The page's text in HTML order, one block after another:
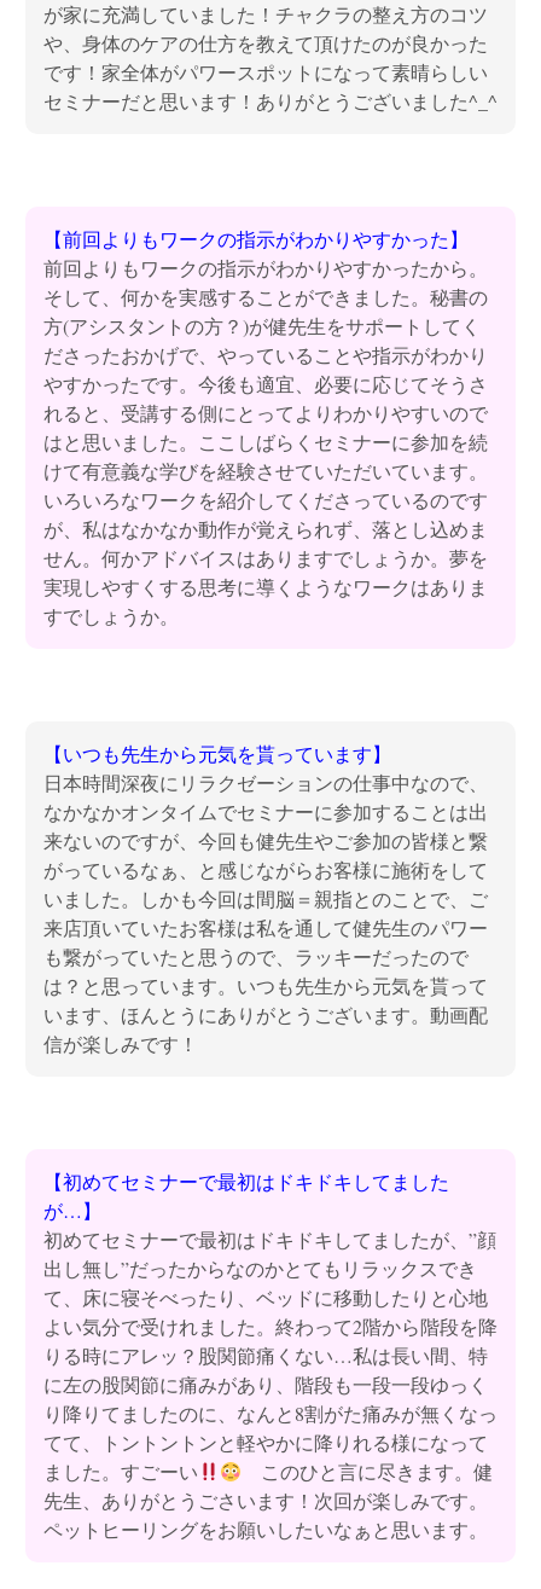
が家に充満していました！チャクラの整え方のコツ
や、身体のケアの仕方を教えて頂けたのが良かった
です！家全体がパワースポットになって素晴らしい
セミナーだと思います！ありがとうございました^_^
【前回よりもワークの指示がわかりやすかった】
前回よりもワークの指示がわかりやすかったから。
そして、何かを実感することができました。秘書の
方(アシスタントの方？)が健先生をサポートしてく
ださったおかげで、やっていることや指示がわかり
やすかったです。今後も適宜、必要に応じてそうさ
れると、受講する側にとってよりわかりやすいので
はと思いました。ここしばらくセミナーに参加を続
けて有意義な学びを経験させていただいています。
いろいろなワークを紹介してくださっているのです
が、私はなかなか動作が覚えられず、落とし込めま
せん。何かアドバイスはありますでしょうか。夢を
実現しやすくする思考に導くようなワークはありま
すでしょうか。
【いつも先生から元気を貰っています】
日本時間深夜にリラクゼーションの仕事中なので、
なかなかオンタイムでセミナーに参加することは出
来ないのですが、今回も健先生やご参加の皆様と繋
がっているなぁ、と感じながらお客様に施術をして
いました。しかも今回は間脳＝親指とのことで、ご
来店頂いていたお客様は私を通して健先生のパワー
も繋がっていたと思うので、ラッキーだったので
は？と思っています。いつも先生から元気を貰って
います、ほんとうにありがとうございます。動画配
信が楽しみです！
【初めてセミナーで最初はドキドキしてました
が…】
初めてセミナーで最初はドキドキしてましたが、”顔
出し無し”だったからなのかとてもリラックスでき
て、床に寝そべったり、ベッドに移動したりと心地
よい気分で受けれました。終わって2階から階段を降
りる時にアレッ？股関節痛くない…私は長い間、特
に左の股関節に痛みがあり、階段も一段一段ゆっく
り降りてましたのに、なんと8割がた痛みが無くなっ
てて、トントントンと軽やかに降りれる様になって
ました。すごーい
このひと言に尽きます。健
先生、ありがとうごさいます！次回が楽しみです。
ペットヒーリングをお願いしたいなぁと思います。